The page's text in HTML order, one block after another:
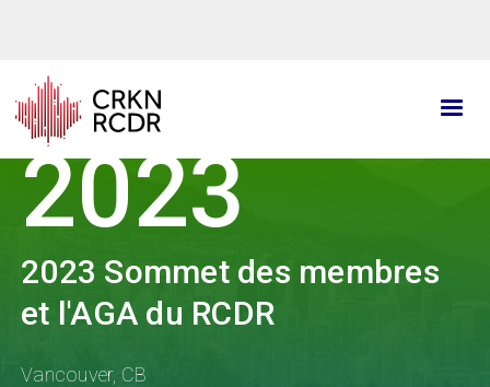
principal
2023
2023 Sommet des membres
et l'AGA du RCDR
Vancouver, CB